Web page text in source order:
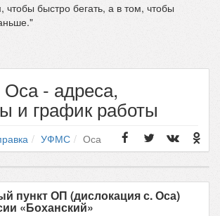
чтобы быстро бегать, а в том, чтобы
- адреса,
и график работы
УФМС Оса
пункт ОП (дислокация с. Оса)
«Боханский»